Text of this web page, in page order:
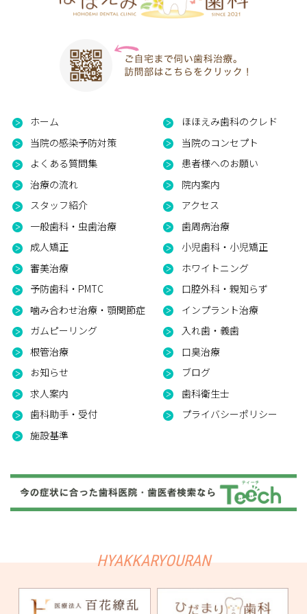
ホーム
ほほえみ歯科のクレド
当院の感染予防対策
当院のコンセプト
よくある質問集
患者様へのお願い
治療の流れ
院内案内
スタッフ紹介
アクセス
一般歯科・虫歯治療
歯周病治療
成人矯正
小児歯科・小児矯正
審美治療
ホワイトニング
予防歯科・PMTC
口腔外科・親知らず
噛み合わせ治療・顎関節症
インプラント治療
ガムピーリング
入れ歯・義歯
根管治療
口臭治療
お知らせ
ブログ
求人案内
歯科衛生士
歯科助手・受付
プライバシーポリシー
施設基準